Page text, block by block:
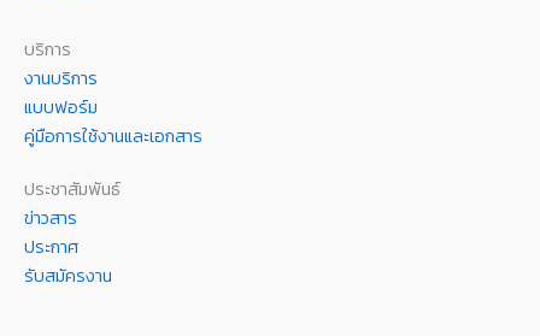
บริการ
งานบริการ
แบบฟอร์ม
คู่มือการใช้งานและเอกสาร
ประชาสัมพันธ์
ข่าวสาร
ประกาศ
รับสมัครงาน